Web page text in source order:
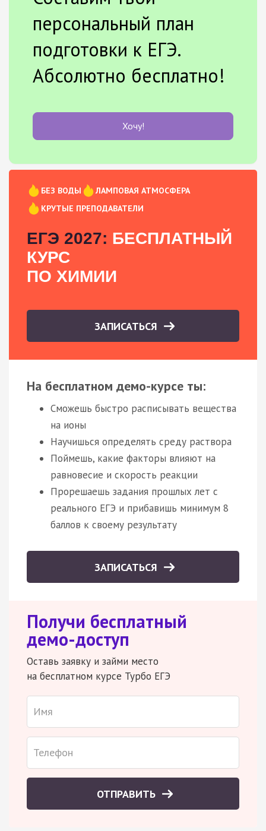
персональный план
подготовки к ЕГЭ.
Абсолютно бесплатно!
Хочу!
БЕЗ ВОДЫ
ЛАМПОВАЯ АТМОСФЕРА
КРУТЫЕ ПРЕПОДАВАТЕЛИ
ЕГЭ 2027: БЕСПЛАТНЫЙ
КУРС
ПО ХИМИИ
ЗАПИСАТЬСЯ
На бесплатном демо-курсе ты:
Сможешь быстро расписывать вещества
на ионы
Научишься определять среду раствора
Поймешь, какие факторы влияют на
равновесие и скорость реакции
Прорешаешь задания прошлых лет с
реального ЕГЭ и прибавишь минимум 8
баллов к своему результату
ЗАПИСАТЬСЯ
Получи бесплатный
демо-доступ
Оставь заявку и займи место
на бесплатном курсе Турбо ЕГЭ
ОТПРАВИТЬ